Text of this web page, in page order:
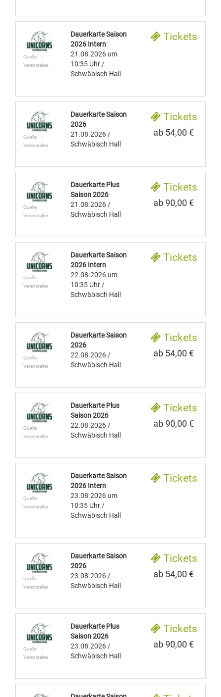
Quelle:
Veranstalter
Dauerkarte Saison
2026 Intern
21.08.2026 um
10:35 Uhr /
Schwäbisch Hall
Tickets
Quelle:
Veranstalter
Dauerkarte Saison
2026
21.08.2026 /
Schwäbisch Hall
Tickets
ab 54,00 €
Quelle:
Veranstalter
Dauerkarte Plus
Saison 2026
21.08.2026 /
Schwäbisch Hall
Tickets
ab 90,00 €
Quelle:
Veranstalter
Dauerkarte Saison
2026 Intern
22.08.2026 um
10:35 Uhr /
Schwäbisch Hall
Tickets
Quelle:
Veranstalter
Dauerkarte Saison
2026
22.08.2026 /
Schwäbisch Hall
Tickets
ab 54,00 €
Quelle:
Veranstalter
Dauerkarte Plus
Saison 2026
22.08.2026 /
Schwäbisch Hall
Tickets
ab 90,00 €
Quelle:
Veranstalter
Dauerkarte Saison
2026 Intern
23.08.2026 um
10:35 Uhr /
Schwäbisch Hall
Tickets
Quelle:
Veranstalter
Dauerkarte Saison
2026
23.08.2026 /
Schwäbisch Hall
Tickets
ab 54,00 €
Quelle:
Veranstalter
Dauerkarte Plus
Saison 2026
23.08.2026 /
Schwäbisch Hall
Tickets
ab 90,00 €